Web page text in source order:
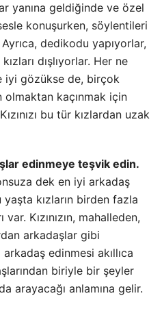
yanına geldiğinde ve özel
konuşurken, söylentileri
dedikodu yapıyorlar,
dışlıyorlar. Her ne
iyi gözükse de, birçok
kaçınmak için
bu tür kızlardan uzak
edinmeye teşvik edin.
dek en iyi arkadaş
kızların birden fazla
Kızınızın, mahalleden,
arkadaşlar gibi
edinmesi akıllıca
biriyle bir şeyler
arayacağı anlamına gelir.